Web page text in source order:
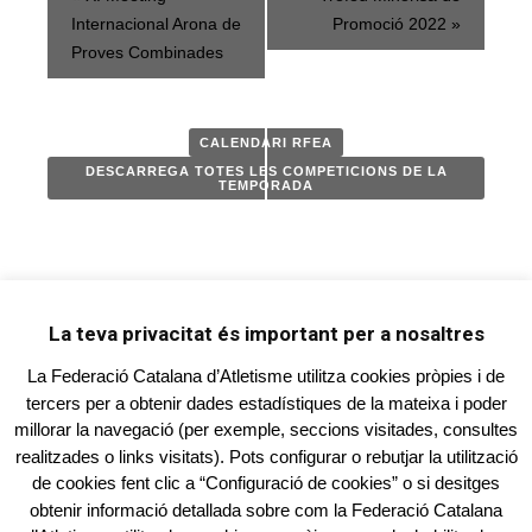
d'Competició
Internacional Arona de
Proves Combinades
Promoció 2022 »
CALENDARI RFEA
DESCARREGA TOTES LES COMPETICIONS DE LA
TEMPORADA
FEDERACIÓ CATALANA D'ATLETISME
Carrer Sevilla, 11 - 2n. 1a. - 08940 Cornellà de
Llobregat
La teva privacitat és important per a nosaltres
La Federació Catalana d’Atletisme utilitza cookies pròpies i de
tercers per a obtenir dades estadístiques de la mateixa i poder
millorar la navegació (per exemple, seccions visitades, consultes
realitzades o links visitats). Pots configurar o rebutjar la utilització
de cookies fent clic a “Configuració de cookies” o si desitges
obtenir informació detallada sobre com la Federació Catalana